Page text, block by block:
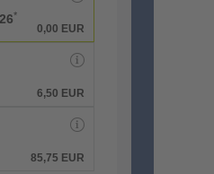
*
0,00 EUR
6,50 EUR
85,75 EUR